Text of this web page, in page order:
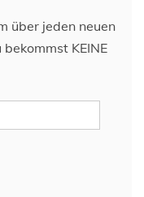
über jeden neuen
KEINE